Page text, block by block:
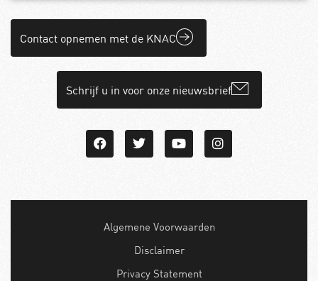
Contact opnemen met de KNAC
Schrijf u in voor onze nieuwsbrief
Algemene Voorwaarden
Disclaimer
Privacy Statement